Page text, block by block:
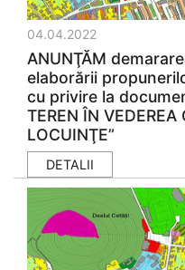
04.04.2022
ANUNŢĂM
elaborării
cu privire la
TEREN ÎN VEDEREA
LOCUINŢE”
DETALII